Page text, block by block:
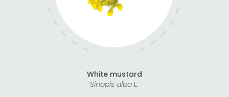
White mustard
Sinapis alba L.